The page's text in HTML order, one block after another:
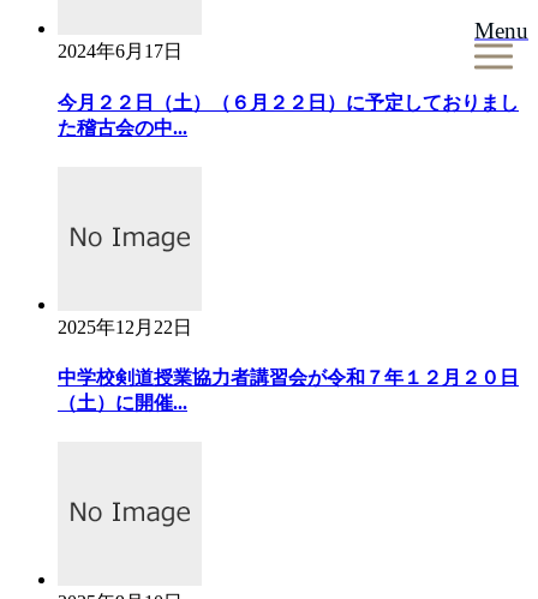
Menu
2024年6月17日
今月２２日（土）（６月２２日）に予定しておりまし
た稽古会の中...
2025年12月22日
中学校剣道授業協力者講習会が令和７年１２月２０日
（土）に開催...